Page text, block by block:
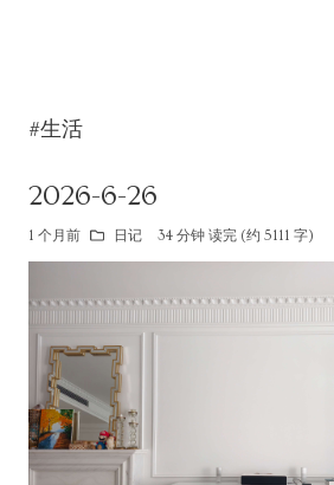
#生活
2026-6-26
1 个月前 日记 34 分钟 读完 (约 5111 字)